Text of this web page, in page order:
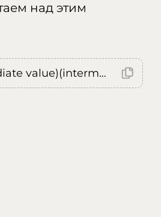
над этим
Error: (intermediate value)(intermediate value)(intermediate value).replaceAll is not a function